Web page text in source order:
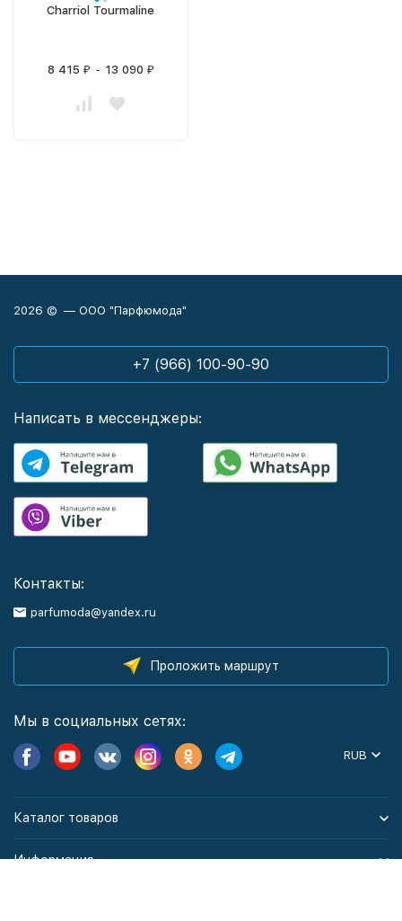
Charriol Tourmaline
8 415 ₽ - 13 090 ₽
2026 © — ООО "Парфюмода"
+7 (966) 100-90-90
Написать в мессенджеры:
Контакты:
parfumoda@yandex.ru
Проложить маршрут
Мы в социальных сетях:
RUB
Каталог товаров
Информация